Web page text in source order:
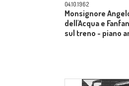
04.10.1962
Monsignore
dell'Acqua e
sul treno - piano